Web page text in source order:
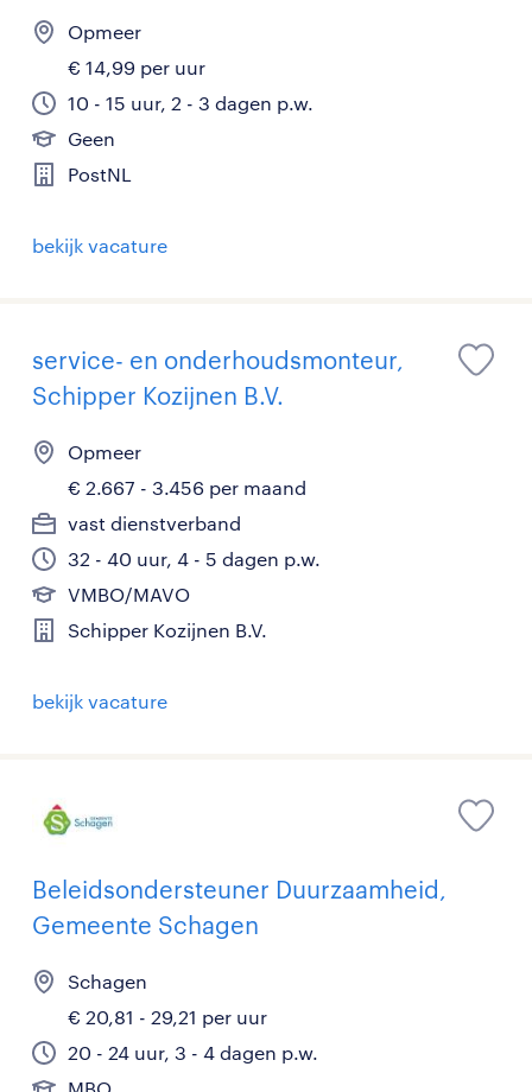
Opmeer
€ 14,99 per uur
10 - 15 uur, 2 - 3 dagen p.w.
Geen
PostNL
bekijk vacature
service- en onderhoudsmonteur,
Schipper Kozijnen B.V.
Opmeer
€ 2.667 - 3.456 per maand
vast dienstverband
32 - 40 uur, 4 - 5 dagen p.w.
VMBO/MAVO
Schipper Kozijnen B.V.
bekijk vacature
Beleidsondersteuner Duurzaamheid,
Gemeente Schagen
Schagen
€ 20,81 - 29,21 per uur
20 - 24 uur, 3 - 4 dagen p.w.